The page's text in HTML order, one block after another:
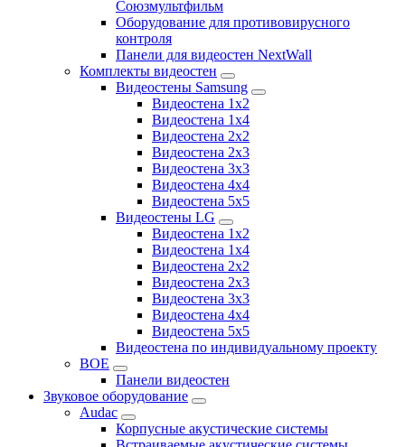
Союзмультфильм
Оборудование для противовирусного
контроля
Панели для видеостен NextWall
Комплекты видеостен
Видеостены Samsung
Видеостена 1x2
Видеостена 1x4
Видеостена 2x2
Видеостена 2х3
Видеостена 3x3
Видеостена 4x4
Видеостена 5x5
Видеостены LG
Видеостена 1x2
Видеостена 1x4
Видеостена 2x2
Видеостена 2x3
Видеостена 3x3
Видеостена 4x4
Видеостена 5x5
Видеостена по индивидуальному проекту
BOE
Панели видеостен
Звуковое оборудование
Audac
Корпусные акустические системы